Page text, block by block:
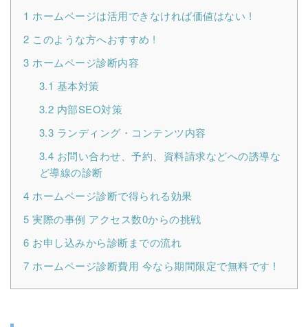
1 ホームページは活用できなければ価値はない !
2 このような方へおすすめ !
3 ホームページ診断内容
3.1 基本対策
3.2 内部SEO対策
3.3 ランディング・コンテンツ内容
3.4 お問い合わせ、予約、資料請求などへの誘導な
ど導線の診断
4 ホームページ診断で得られる効果
5 実際の事例 アクセス数0からの挑戦
6 お申し込みから診断までの流れ
7 ホームページ診断費用 今なら期間限定で無料です !